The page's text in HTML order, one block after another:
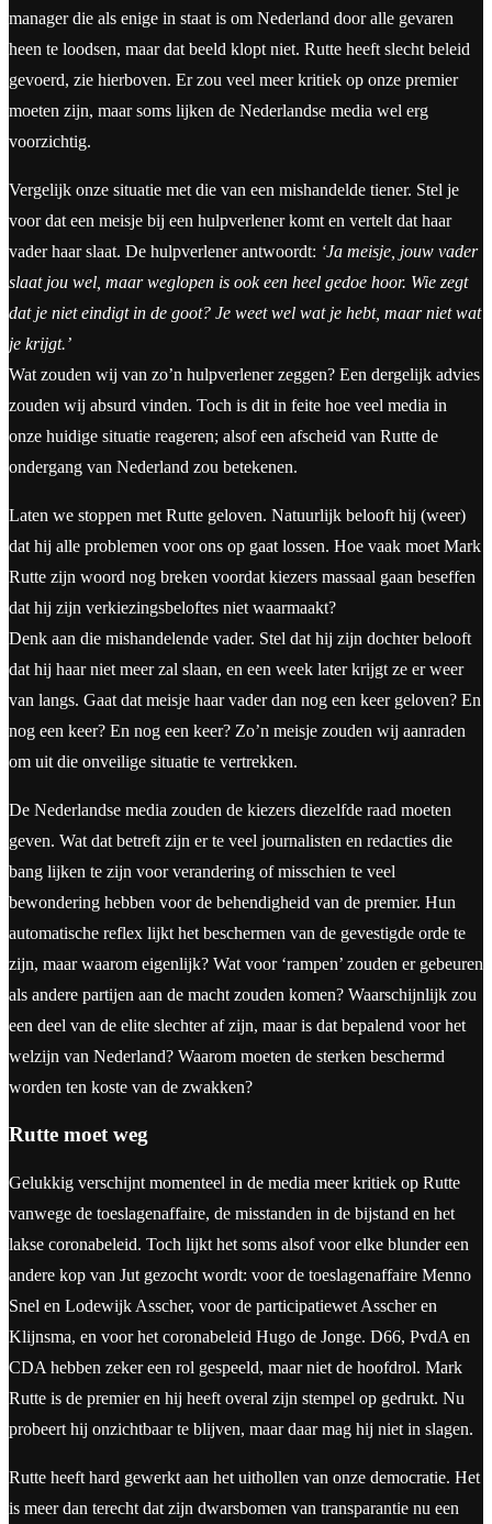
manager die als enige in staat is om Nederland door alle gevaren
heen te loodsen, maar dat beeld klopt niet. Rutte heeft slecht beleid
gevoerd, zie hierboven. Er zou veel meer kritiek op onze premier
moeten zijn, maar soms lijken de Nederlandse media wel erg
voorzichtig.
Vergelijk onze situatie met die van een mishandelde tiener. Stel je
voor dat een meisje bij een hulpverlener komt en vertelt dat haar
vader haar slaat. De hulpverlener antwoordt: ‘Ja meisje, jouw vader
slaat jou wel, maar weglopen is ook een heel gedoe hoor. Wie zegt
dat je niet eindigt in de goot? Je weet wel wat je hebt, maar niet wat
je krijgt.’
Wat zouden wij van zo’n hulpverlener zeggen? Een dergelijk advies
zouden wij absurd vinden. Toch is dit in feite hoe veel media in
onze huidige situatie reageren; alsof een afscheid van Rutte de
ondergang van Nederland zou betekenen.
Laten we stoppen met Rutte geloven. Natuurlijk belooft hij (weer)
dat hij alle problemen voor ons op gaat lossen. Hoe vaak moet Mark
Rutte zijn woord nog breken voordat kiezers massaal gaan beseffen
dat hij zijn verkiezingsbeloftes niet waarmaakt?
Denk aan die mishandelende vader. Stel dat hij zijn dochter belooft
dat hij haar niet meer zal slaan, en een week later krijgt ze er weer
van langs. Gaat dat meisje haar vader dan nog een keer geloven? En
nog een keer? En nog een keer? Zo’n meisje zouden wij aanraden
om uit die onveilige situatie te vertrekken.
De Nederlandse media zouden de kiezers diezelfde raad moeten
geven. Wat dat betreft zijn er te veel journalisten en redacties die
bang lijken te zijn voor verandering of misschien te veel
bewondering hebben voor de behendigheid van de premier. Hun
automatische reflex lijkt het beschermen van de gevestigde orde te
zijn, maar waarom eigenlijk? Wat voor ‘rampen’ zouden er gebeuren
als andere partijen aan de macht zouden komen? Waarschijnlijk zou
een deel van de elite slechter af zijn, maar is dat bepalend voor het
welzijn van Nederland? Waarom moeten de sterken beschermd
worden ten koste van de zwakken?
Rutte moet weg
Gelukkig verschijnt momenteel in de media meer kritiek op Rutte
vanwege de toeslagenaffaire, de misstanden in de bijstand en het
lakse coronabeleid. Toch lijkt het soms alsof voor elke blunder een
andere kop van Jut gezocht wordt: voor de toeslagenaffaire Menno
Snel en Lodewijk Asscher, voor de participatiewet Asscher en
Klijnsma, en voor het coronabeleid Hugo de Jonge. D66, PvdA en
CDA hebben zeker een rol gespeeld, maar niet de hoofdrol. Mark
Rutte is de premier en hij heeft overal zijn stempel op gedrukt. Nu
probeert hij onzichtbaar te blijven, maar daar mag hij niet in slagen.
Rutte heeft hard gewerkt aan het uithollen van onze democratie. Het
is meer dan terecht dat zijn dwarsbomen van transparantie nu een